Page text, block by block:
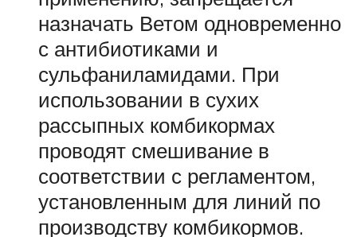
назначать Ветом одновременно
с антибиотиками и
сульфаниламидами. При
использовании в сухих
рассыпных комбикормах
проводят смешивание в
соответствии с регламентом,
установленным для линий по
производству комбикормов.